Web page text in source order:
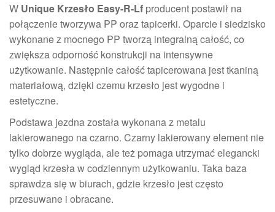
W Unique Krzesło Easy-R-Lf producent postawił na
połączenie tworzywa PP oraz tapicerki. Oparcie i siedzisko
wykonane z mocnego PP tworzą integralną całość, co
zwiększa odporność konstrukcji na intensywne
użytkowanie. Następnie całość tapicerowana jest tkaniną
materiałową, dzięki czemu krzesło jest wygodne i
estetyczne.
Podstawa jezdna została wykonana z metalu
lakierowanego na czarno. Czarny lakierowany element nie
tylko dobrze wygląda, ale też pomaga utrzymać elegancki
wygląd krzesła w codziennym użytkowaniu. Taka baza
sprawdza się w biurach, gdzie krzesło jest często
przesuwane i obracane.